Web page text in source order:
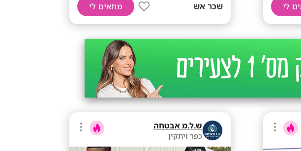
לי שכר אש מתאים לי
ש.ל.מ אבטחה
כפר ויתקין